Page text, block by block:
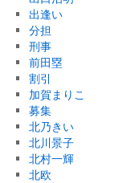
出逢い
分担
刑事
前田塁
割引
加賀まりこ
募集
北乃きい
北川景子
北村一輝
北欧